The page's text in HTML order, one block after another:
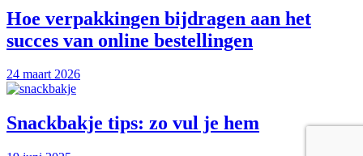
Hoe verpakkingen bijdragen aan het
succes van online bestellingen
24 maart 2026
Snackbakje tips: zo vul je hem